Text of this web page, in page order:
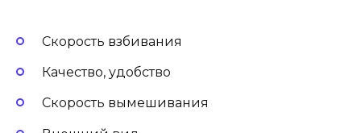
Скорость взбивания
Качество, удобство
Скорость вымешивания